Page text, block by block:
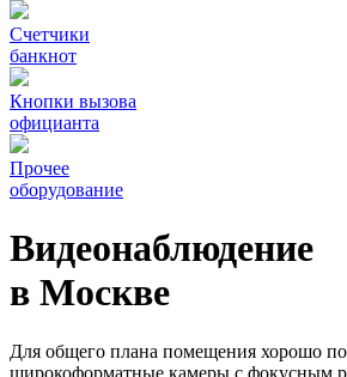
Счетчики
банкнот
Кнопки вызова
официанта
Прочее
оборудование
Видеонаблюдение
в Москве
Для общего плана помещения хорошо
широкоформатные камеры с фокусным